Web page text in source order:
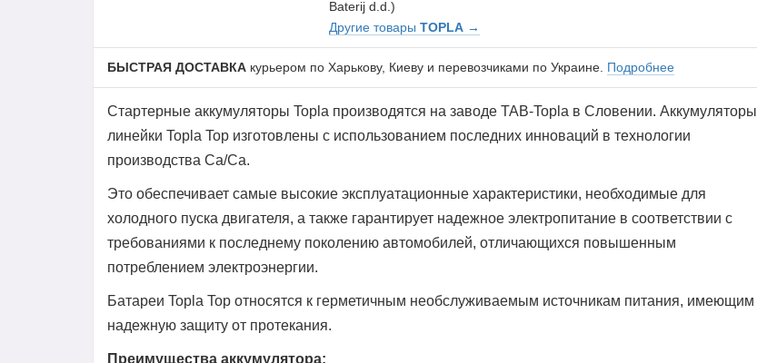
Baterij d.d.)
Другие товарыTOPLA →
БЫСТРАЯ ДОСТАВКА курьером по Харькову, Киеву и перевозчиками по Украине. Подробнее
Стартерные аккумуляторы Topla производятся на заводе TAB-Topla в Словении. Аккумуляторы
линейки Topla Top изготовлены с использованием последних инноваций в технологии
производства Ca/Ca.
Это обеспечивает самые высокие эксплуатационные характеристики, необходимые для
холодного пуска двигателя, а также гарантирует надежное электропитание в соответствии с
требованиями к последнему поколению автомобилей, отличающихся повышенным
потреблением электроэнергии.
Батареи Topla Top относятся к герметичным необслуживаемым источникам питания, имеющим
надежную защиту от протекания.
Преимущества аккумулятора: